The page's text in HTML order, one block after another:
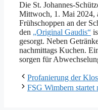
Die St. Johannes-
Mittwoch, 1. Mai 2024,
Frühschoppen an der
den „Original Gaudis“
gesorgt. Neben
nachmittags Kuchen.
sorgen für
Profanierung der
FSG Wimbern startet